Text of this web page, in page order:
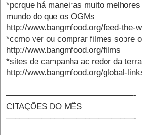
*porque há maneiras muito
mundo do que os OGMs
http://www.bangmfood.org/feed-the-
*como ver ou comprar filmes sobre
http://www.bangmfood.org/films
*sites de campanha ao redor da terra
http://www.bangmfood.org/global-
–––––––––––––––––––––––––––––-
CITAÇÕES DO MÊS
–––––––––––––––––––––––––––––-